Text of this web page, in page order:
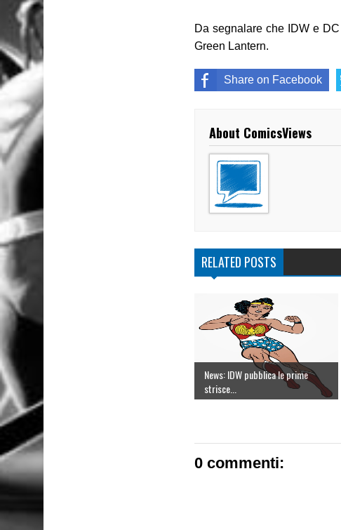
Da segnalare che IDW e
Green Lantern.
Share on Facebook
About ComicsViews
RELATED POSTS
News: IDW pubblica le prime
strisce...
0 commenti: